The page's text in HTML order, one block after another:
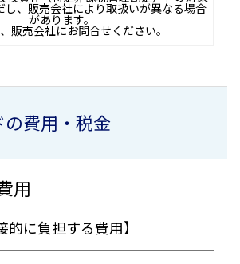
し、販売会社により取扱いが異なる場合
があります。
販売会社にお問合せください。
の費用・税金
用
的に負担する費用】